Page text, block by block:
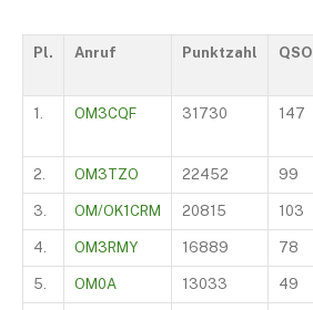
Pl. Anruf Punktzahl QSO
1. OM3CQF 31730 147
2. OM3TZO 22452 99
3. OM/OK1CRM 20815 103
4. OM3RMY 16889 78
5. OM0A 13033 49